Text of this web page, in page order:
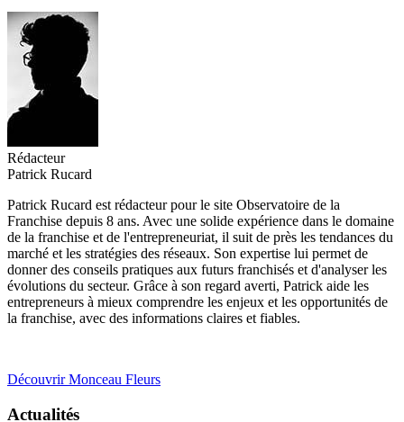
Rédacteur
Patrick Rucard
Patrick Rucard est rédacteur pour le site Observatoire de la
Franchise depuis 8 ans. Avec une solide expérience dans le domaine
de la franchise et de l'entrepreneuriat, il suit de près les tendances du
marché et les stratégies des réseaux. Son expertise lui permet de
donner des conseils pratiques aux futurs franchisés et d'analyser les
évolutions du secteur. Grâce à son regard averti, Patrick aide les
entrepreneurs à mieux comprendre les enjeux et les opportunités de
la franchise, avec des informations claires et fiables.
Découvrir Monceau Fleurs
Actualités